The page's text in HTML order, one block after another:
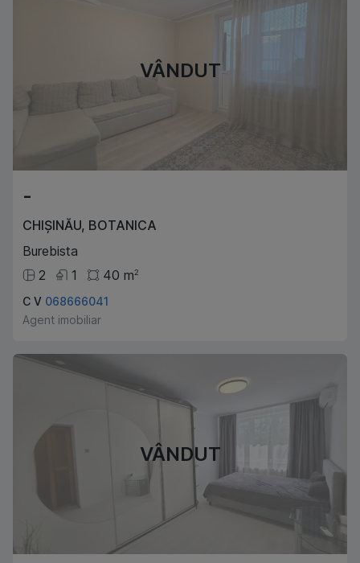
VÂNDUT
-
CHIȘINĂU, BOTANICA
Burebista
2
1 40 m2
C V 068666041
Agent imobiliar
VÂNDUT